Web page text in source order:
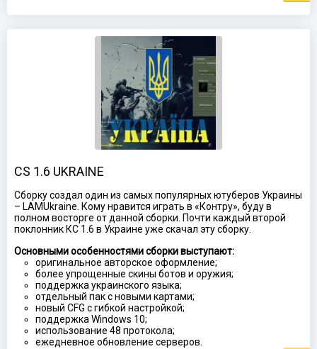
CS 1.6 UKRAINE
Сборку создал один из самых популярных ютуберов Украины
– LAMUkraine. Кому нравится играть в «Контру», буду в
полном восторге от данной сборки. Почти каждый второй
поклонник КС 1.6 в Украине уже скачал эту сборку.
Основными особенностями сборки выступают:
оригинальное авторское оформление;
более упрощенные скины ботов и оружия;
поддержка украинского языка;
отдельный пак с новыми картами;
новый CFG с гибкой настройкой;
поддержка Windows 10;
использование 48 протокола;
ежедневное обновление серверов.